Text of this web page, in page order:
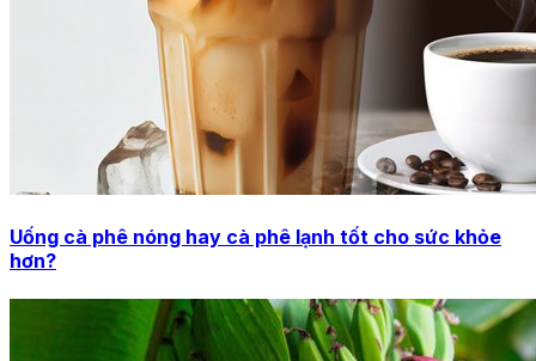
Uống cà phê nóng hay cà phê lạnh tốt cho sức khỏe
hơn?